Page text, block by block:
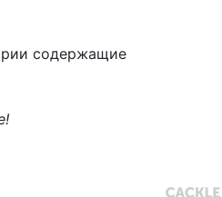
содержащие